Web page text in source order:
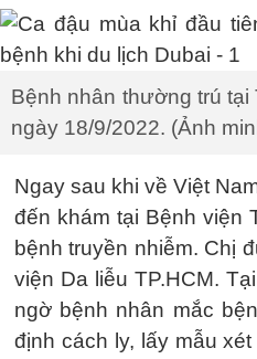
Bệnh nhân thường trú tại
ngày 18/9/2022. (Ảnh
Ngay sau khi về Việt
đến khám tại Bệnh viện
bệnh truyền nhiễm. Chị
viện Da liễu TP.HCM.
ngờ bệnh nhân mắc
định cách ly, lấy mẫu